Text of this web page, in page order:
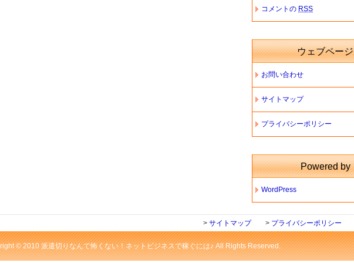
コメントの RSS
ウェブページ
お問い合わせ
サイトマップ
プライバシーポリシー
Powered by
WordPress
> サイトマップ > プライバシーポリシー
© 2010 派遣切りなんて怖くない！ネットビジネスで稼ぐには♪ All Rights Reserved.